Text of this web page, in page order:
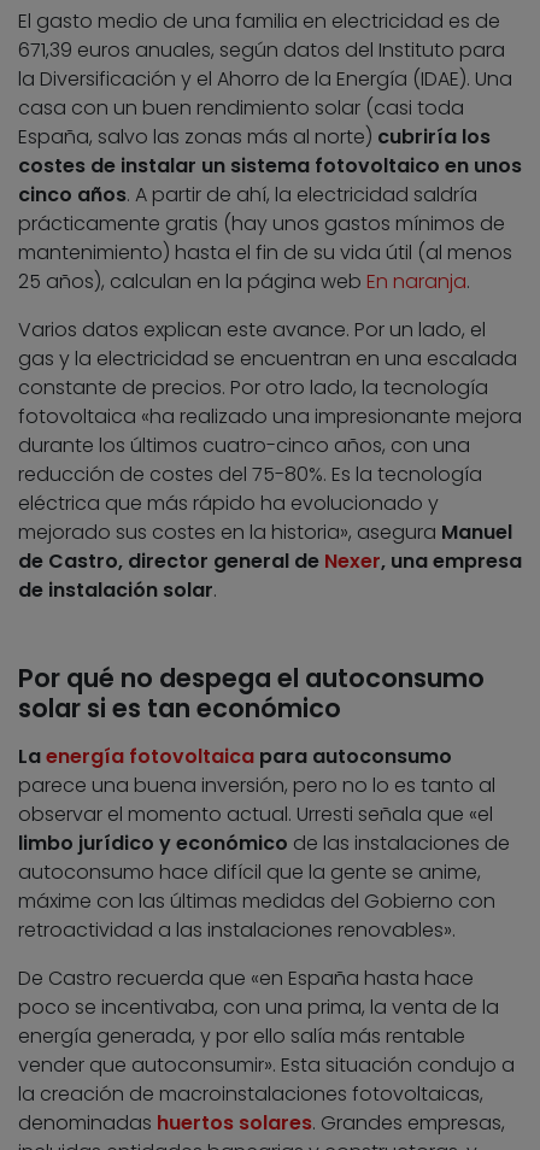
El gasto medio de una familia en electricidad es de
671,39 euros anuales, según datos del Instituto para
la Diversificación y el Ahorro de la Energía (IDAE). Una
casa con un buen rendimiento solar (casi toda
España, salvo las zonas más al norte) cubriría los
costes de instalar un sistema fotovoltaico en unos
cinco años. A partir de ahí, la electricidad saldría
prácticamente gratis (hay unos gastos mínimos de
mantenimiento) hasta el fin de su vida útil (al menos
25 años), calculan en la página web En naranja.
Varios datos explican este avance. Por un lado, el
gas y la electricidad se encuentran en una escalada
constante de precios. Por otro lado, la tecnología
fotovoltaica «ha realizado una impresionante mejora
durante los últimos cuatro-cinco años, con una
reducción de costes del 75-80%. Es la tecnología
eléctrica que más rápido ha evolucionado y
mejorado sus costes en la historia», asegura Manuel
de Castro, director general de Nexer, una empresa
de instalación solar.
Por qué no despega el autoconsumo
solar si es tan económico
Laenergía fotovoltaica para autoconsumo
parece una buena inversión, pero no lo es tanto al
observar el momento actual. Urresti señala que «el
limbo jurídico y económico de las instalaciones de
autoconsumo hace difícil que la gente se anime,
máxime con las últimas medidas del Gobierno con
retroactividad a las instalaciones renovables».
De Castro recuerda que «en España hasta hace
poco se incentivaba, con una prima, la venta de la
energía generada, y por ello salía más rentable
vender que autoconsumir». Esta situación condujo a
la creación de macroinstalaciones fotovoltaicas,
denominadas huertos solares. Grandes empresas,